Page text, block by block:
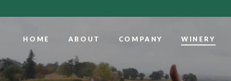
HOME ABOUT COMPANY WINERY